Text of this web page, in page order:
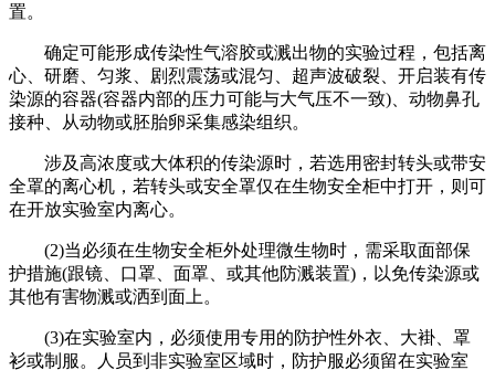
置。
确定可能形成传染性气溶胶或溅出物的实验过程，包括离
心、研磨、匀浆、剧烈震荡或混匀、超声波破裂、开启装有传
染源的容器(容器内部的压力可能与大气压不一致)、动物鼻孔
接种、从动物或胚胎卵采集感染组织。
涉及高浓度或大体积的传染源时，若选用密封转头或带安
全罩的离心机，若转头或安全罩仅在生物安全柜中打开，则可
在开放实验室内离心。
(2)当必须在生物安全柜外处理微生物时，需采取面部保
护措施(跟镜、口罩、面罩、或其他防溅装置)，以免传染源或
其他有害物溅或洒到面上。
(3)在实验室内，必须使用专用的防护性外衣、大褂、罩
衫或制服。人员到非实验室区域时，防护服必须留在实验室